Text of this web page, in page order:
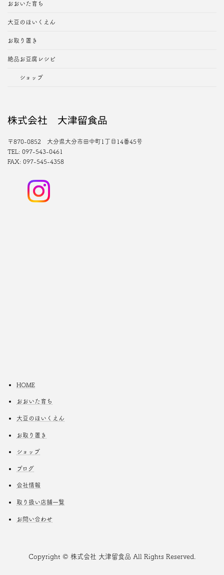
おおいた育ち
大豆のほいくえん
お取り置き
絶品お豆腐レシピ
ショップ
株式会社 大津留食品
〒870-0852 大分県大分市田中町1丁目14番45号
TEL: 097-543-0461
FAX: 097-545-4358
HOME
おおいた育ち
大豆のほいくえん
お取り置き
ショップ
ブログ
会社情報
取り扱い店舗一覧
お問い合わせ
Copyright © 株式会社 大津留食品 All Rights Reserved.